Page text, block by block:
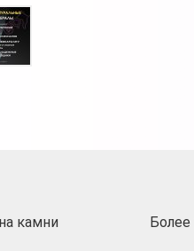
камни
Более